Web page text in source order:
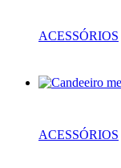
ACESSÓRIOS
ACESSÓRIOS